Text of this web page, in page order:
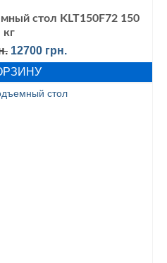
стол KLT150F72 150
кг
Первоначальная
цена
составляла
13000 грн..
12700 грн.Текущая
цена: